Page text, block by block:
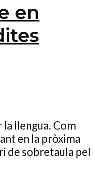
en
llengua. Com
en la pròxima
de sobretaula pel